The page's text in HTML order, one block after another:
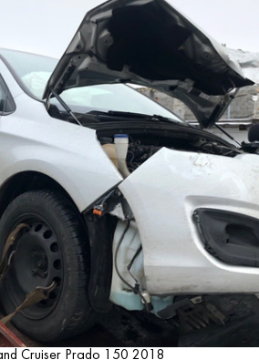
Cruiser Prado 150 2018